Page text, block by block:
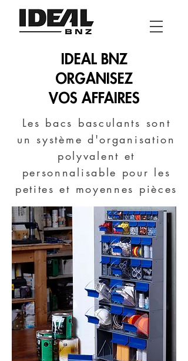
IDEAL BNZ
ORGANISEZ
VOS AFFAIRES
Les bacs basculants sont
un système d'organisation
polyvalent et
personnalisable pour les
petites et moyennes pièces